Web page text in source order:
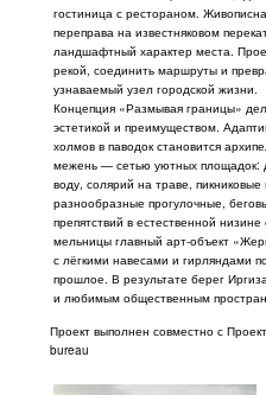
узнаваемый узел городской жизни.
Концепция «Размывая границы» делает
эстетикой и преимуществом. Адаптивный
холмов в паводок становится архипелагом
межень — сетью уютных площадок: детская
воду, солярий на траве, пикниковые поляны с
разнообразные прогулочные, беговые и
препятствий в естественной низине оврага,
мельницы главный арт-объект «Жернов» и
прошлое. В результате берег Иргиза станет
и любимым общественным пространством для
Проект выполнен совместно с
Проектным бюро
bureau